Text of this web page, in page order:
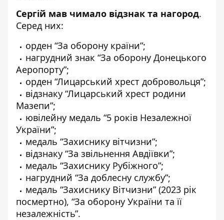
Сергій мав чимало відзнак та нагород.
Серед них:
орден “За оборону країни”;
нагрудний знак “За оборону Донецького
Аеропорту”;
орден “Лицарський хрест добровольця”;
відзнаку “Лицарський хрест родини
Мазепи”;
ювілейну медаль “5 років Незалежної
України”;
медаль “Захиснику вітчизни”;
відзнаку “За звільнення Авдіївки”;
медаль “Захиснику Рубіжного”;
нагрудний “За доблесну службу”;
медаль “Захиснику Вітчизни” (2023 рік
посмертно), “За оборону України та її
незалежність”.